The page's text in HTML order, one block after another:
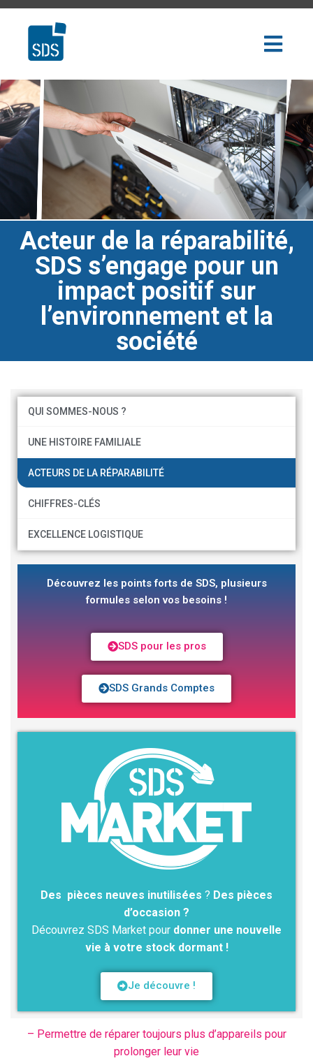
Acteur de la réparabilité,
SDS s’engage pour un
impact positif sur
l’environnement et la
société
QUI SOMMES-NOUS ?
UNE HISTOIRE FAMILIALE
ACTEURS DE LA RÉPARABILITÉ
CHIFFRES-CLÉS
EXCELLENCE LOGISTIQUE
Découvrez les points forts de SDS, plusieurs
formules selon vos besoins !
SDS pour les pros
SDS Grands Comptes
Des pièces neuves inutilisées ? Des pièces
d’occasion ?
Découvrez SDS Market pour donner une nouvelle
vie à votre stock dormant !
Je découvre !
– Permettre de réparer toujours plus d’appareils pour
prolonger leur vie